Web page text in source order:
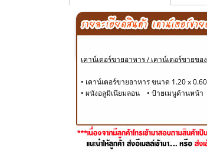
เคาน์เตอร์ขายอาหาร / เคาน์เตอร์ขายขอ
• เคาน์เตอร์ขายอาหาร ขนาด 1.20 x
• ผนังอลูมิเนียมลอน • ป้ายเมนูด้านหน้